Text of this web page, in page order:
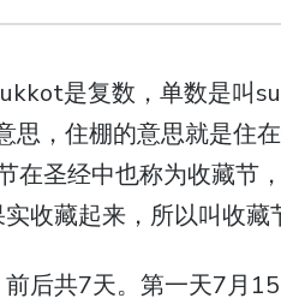
是复数，单数是叫
，住棚的意思就是住
在圣经中也称为收藏节
收藏起来，所以叫收藏
后共7天。第一天7月